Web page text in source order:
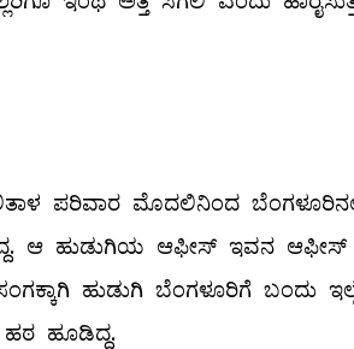
ಪರಿವಾರ ಮೊದಲಿನಿಂದ
ಆ ಹುಡುಗಿಯ ಆಫೀಸ್‌ ಇವನ ಆಫೀಸ್‌
ಹುಡುಗಿ ಬೆಂಗಳೂರಿಗೆ ಬಂದು
ಹೂಡಿದ್ದ.